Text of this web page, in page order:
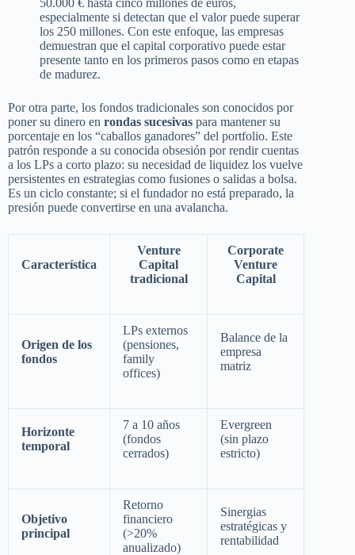
50.000 € hasta cinco millones de euros,
especialmente si detectan que el valor puede superar
los 250 millones. Con este enfoque, las empresas
demuestran que el capital corporativo puede estar
presente tanto en los primeros pasos como en etapas
de madurez.
Por otra parte, los fondos tradicionales son conocidos por
poner su dinero en rondas sucesivas para mantener su
porcentaje en los “caballos ganadores” del portfolio. Este
patrón responde a su conocida obsesión por rendir cuentas
a los LPs a corto plazo: su necesidad de liquidez los vuelve
persistentes en estrategias como fusiones o salidas a bolsa.
Es un ciclo constante; si el fundador no está preparado, la
presión puede convertirse en una avalancha.
Característica
Venture
Capital
tradicional
Corporate
Venture
Capital
Origen de los
fondos
LPs externos
(pensiones,
family
offices)
Balance de la
empresa
matriz
Horizonte
temporal
7 a 10 años
(fondos
cerrados)
Evergreen
(sin plazo
estricto)
Objetivo
principal
Retorno
financiero
(>20%
anualizado)
Sinergias
estratégicas y
rentabilidad